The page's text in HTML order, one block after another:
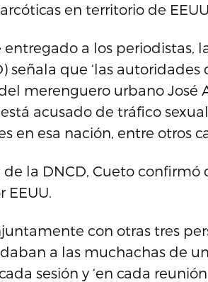
en territorio de
a los periodistas,
señala que ‘las autoridades
merenguero urbano José
está acusado de tráfico
en esa nación, entre otros
de la DNCD, Cueto
EEUU.
con otras tres
a las muchachas de
sesión y ‘en cada